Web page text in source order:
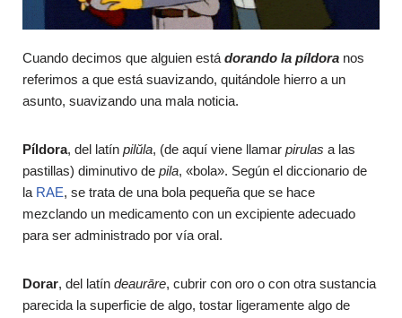
Cuando decimos que alguien estádorando la píldora nos
referimos a que está suavizando, quitándole hierro a un
asunto, suavizando una mala noticia.
Píldora, del latín pilŭla, (de aquí viene llamar pirulas a las
pastillas) diminutivo de pila, «bola». Según el diccionario de
la RAE, se trata de una bola pequeña que se hace
mezclando un medicamento con un excipiente adecuado
para ser administrado por vía oral.
Dorar, del latín deaurāre, cubrir con oro o con otra sustancia
parecida la superficie de algo, tostar ligeramente algo de